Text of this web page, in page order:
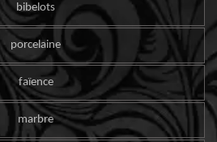
bibelots
porcelaine
faïence
marbre